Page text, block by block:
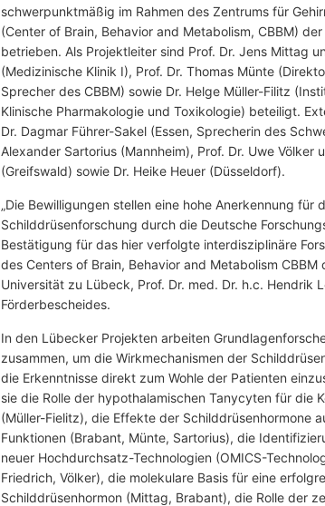
schwerpunktmäßig im Rahmen des Zentrums für
(Center of Brain, Behavior and Metabolism, CBBM)
betrieben. Als Projektleiter sind Prof. Dr. Jens Mittag
(Medizinische Klinik I), Prof. Dr. Thomas Münte
Sprecher des CBBM) sowie Dr. Helge Müller-Filitz
Klinische Pharmakologie und Toxikologie) beteiligt.
Dr. Dagmar Führer-Sakel (Essen, Sprecherin des
Alexander Sartorius (Mannheim), Prof. Dr. Uwe Völker
(Greifswald) sowie Dr. Heike Heuer (Düsseldorf).
„Die Bewilligungen stellen eine hohe Anerkennung für
Schilddrüsenforschung durch die Deutsche
Bestätigung für das hier verfolgte interdisziplinäre
des Centers of Brain, Behavior and Metabolism CBBM
Universität zu Lübeck, Prof. Dr. med. Dr. h.c. Hendrik
Förderbescheides.
In den Lübecker Projekten arbeiten
zusammen, um die Wirkmechanismen der
die Erkenntnisse direkt zum Wohle der Patienten
sie die Rolle der hypothalamischen Tanycyten für die
(Müller-Fielitz), die Effekte der Schilddrüsenhormone
Funktionen (Brabant, Münte, Sartorius), die
neuer Hochdurchsatz-Technologien (OMICS-
Friedrich, Völker), die molekulare Basis für eine
Schilddrüsenhormon (Mittag, Brabant), die Rolle der